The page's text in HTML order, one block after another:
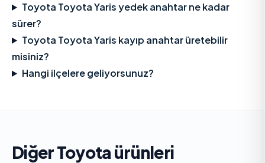
Toyota Toyota Yaris yedek anahtar ne kadar
sürer?
Toyota Toyota Yaris kayıp anahtar üretebilir
misiniz?
Hangi ilçelere geliyorsunuz?
DiğerToyota ürünleri